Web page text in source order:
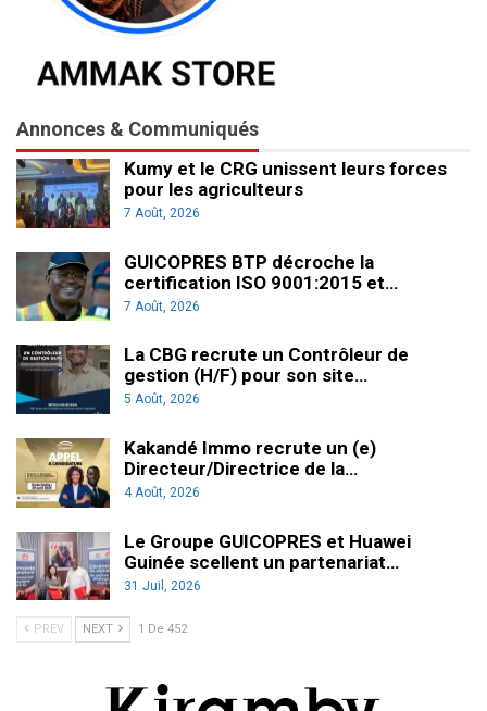
Annonces & Communiqués
Kumy et le CRG unissent leurs forces
pour les agriculteurs
7 Août, 2026
GUICOPRES BTP décroche la
certification ISO 9001:2015 et…
7 Août, 2026
La CBG recrute un Contrôleur de
gestion (H/F) pour son site…
5 Août, 2026
Kakandé Immo recrute un (e)
Directeur/Directrice de la…
4 Août, 2026
Le Groupe GUICOPRES et Huawei
Guinée scellent un partenariat…
31 Juil, 2026
PREV NEXT 1 De 452